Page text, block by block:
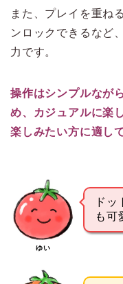
また、プレイを重ね
ンロックできるなど
力です。
操作はシンプルなが
め、カジュアルに楽
楽しみたい方に適し
ゆい
ド
も可